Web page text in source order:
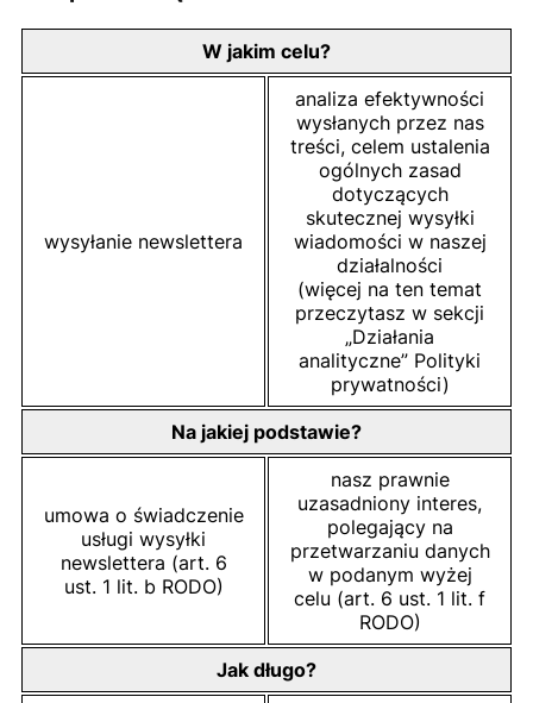
W jakim celu?
wysyłanie newslettera
analiza efektywności
wysłanych przez nas
treści, celem ustalenia
ogólnych zasad
dotyczących
skutecznej wysyłki
wiadomości w naszej
działalności
(więcej na ten temat
przeczytasz w sekcji
„Działania
analityczne” Polityki
prywatności)
Na jakiej podstawie?
umowa o świadczenie
usługi wysyłki
newslettera (art. 6
ust. 1 lit. b RODO)
nasz prawnie
uzasadniony interes,
polegający na
przetwarzaniu danych
w podanym wyżej
celu (art. 6 ust. 1 lit. f
RODO)
Jak długo?